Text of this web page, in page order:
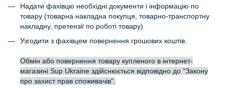
Надати фахівцю необхідні документи і інформацію по
товару (товарна накладна покупця, товарно-транспортну
накладну, претензії по роботі товару)
Узгодити з фахівцем повернення грошових коштів.
Обмін або повернення товару купленого в інтернет-
магазині Sup Ukraine здійснюється відповідно до "Закону
про захист прав споживачів".